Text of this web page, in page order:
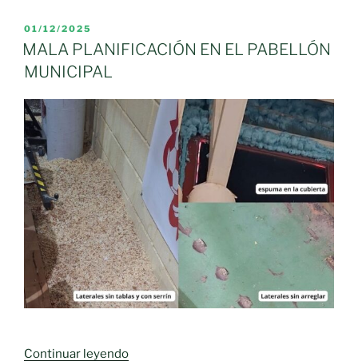
PUBLICADO
EL
01/12/2025
MALA PLANIFICACIÓN EN EL PABELLÓN
MUNICIPAL
Continuar leyendo«MALA